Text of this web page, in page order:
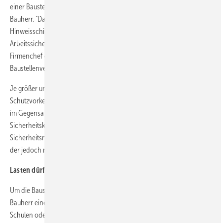
einer Baustelle. Doch Fakt ist: Auf Baustellen haftet in erster Linie der
Bauherr. "Das typische Eltern-haften-für-ihre-Kinder ist ein
Hinweisschild ohne Rechtsbindung", klärt Michael Müller,
Arbeitssicherheitsexperte bei TÜV Rheinland auf. Jeder Bauherr - ob
Firmenchef oder privater Hausbauer - ist dazu verpflichtet, die in der
Baustellenverordnung verankerten Arbeitsschutzregeln umzusetzen.
Je größer und komplexer die Baustelle, desto mehr
Schutzvorkehrungen muss der Bauherr ergreifen. Zwar haben Firmen
im Gegensatz zu privaten Bauherren die Möglichkeit, einen
Sicherheitskoordinator einzusetzen, der die Einhaltung der
Sicherheitsmaßnahmen überprüft. Die Haftung für Unfälle übernimmt
der jedoch nicht.
Lasten dürfen nach Arbeitsende nicht am Kran hängen
Um die Baustelle vor unbefugtem Zutritt zu schützen, muss der
Bauherr einen Bauzaun errichten. In der Nähe von Kindertagestätten,
Schulen oder Altersheimen müssen die Zaunelemente zusätzlich